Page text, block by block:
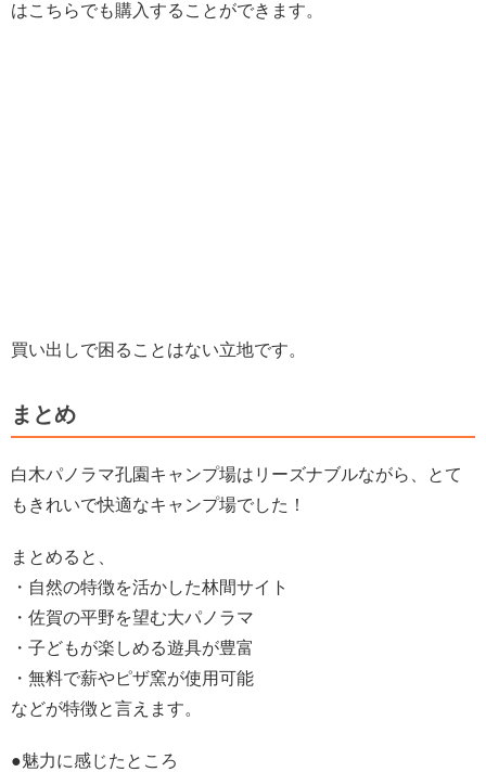
はこちらでも購入することができます。
買い出しで困ることはない立地です。
まとめ
白木パノラマ孔園キャンプ場はリーズナブルながら、とて
もきれいで快適なキャンプ場でした！
まとめると、
・自然の特徴を活かした林間サイト
・佐賀の平野を望む大パノラマ
・子どもが楽しめる遊具が豊富
・無料で薪やピザ窯が使用可能
などが特徴と言えます。
●魅力に感じたところ